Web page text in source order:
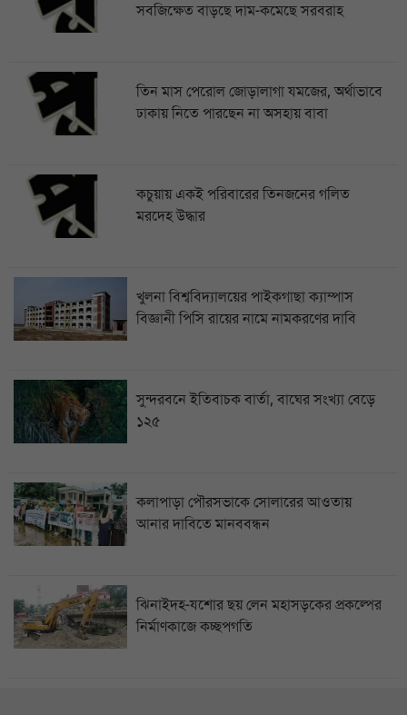
সবজিক্ষেত বাড়ছে দাম-কমেছে সরবরাহ
তিন মাস পেরোল জোড়ালাগা যমজের, অর্থাভাবে
ঢাকায় নিতে পারছেন না অসহায় বাবা
কচুয়ায় একই পরিবারের তিনজনের গলিত
মরদেহ উদ্ধার
খুলনা বিশ্ববিদ্যালয়ের পাইকগাছা ক্যাম্পাস
বিজ্ঞানী পিসি রায়ের নামে নামকরণের দাবি
সুন্দরবনে ইতিবাচক বার্তা, বাঘের সংখ্যা বেড়ে
১২৫
কলাপাড়া পৌরসভাকে সোলারের আওতায়
আনার দাবিতে মানববন্ধন
ঝিনাইদহ-যশোর ছয় লেন মহাসড়কের প্রকল্পের
নির্মাণকাজে কচ্ছপগতি